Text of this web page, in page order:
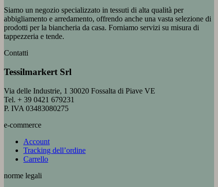
Siamo un negozio specializzato in tessuti di alta qualità per
abbigliamento e arredamento, offrendo anche una vasta selezione di
prodotti per la biancheria da casa. Forniamo servizi su misura di
tappezzeria e tende.
Contatti
Tessilmarkert Srl
Via delle Industrie, 1 30020 Fossalta di Piave VE
Tel. + 39 0421 679231
P. IVA 03483080275
e-commerce
Account
Tracking dell’ordine
Carrello
norme legali